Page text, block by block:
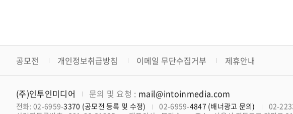
공모전 개인정보취급방침 이메일 무단수집거부 제휴안내
(주)인투인미디어 문의 및 요청 : mail@intoinmedia.com
전화: 02-6959-3370 (공모전 등록 및 수정) 02-6959-4847 (배너광고 문의) 02-